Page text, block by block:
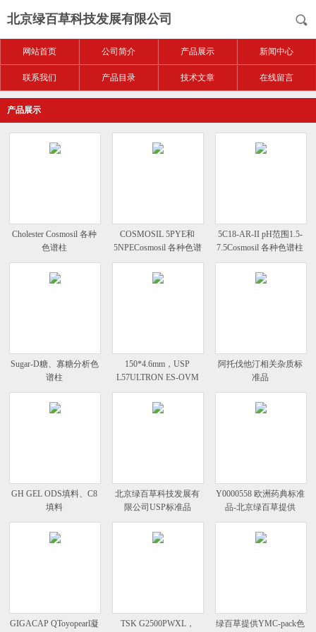
北京绿百草科技发展有限公司
网站首页 公司简介 产品展示 新闻中心
联系我们 产品目录 技术文章 在线留言
产品展示
Cholester Cosmosil 各种
色谱柱
COSMOSIL 5PYE和
5NPECosmosil 各种色谱
柱
5C18-AR-II pH范围1.5-
7.5Cosmosil 各种色谱柱
Sugar-D糖、寡糖分析色
谱柱
150*4.6mm，USP
L57ULTRON ES-OVM
手性柱
阿托伐他汀相关杂质标
准品
GH GEL ODS填料、C8
填料
北京绿百草科技发展有
限公司USP标准品
Y0000558 欧洲药典标准
品-北京绿百草提供
GIGACAP QToyopearl凝
TSK G2500PWXL，
绿百草提供YMC-pack色